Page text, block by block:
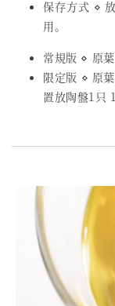
保存方式 ⋄
用。
常規版 ⋄ 原
限定版 ⋄ 原
置放陶盤1只